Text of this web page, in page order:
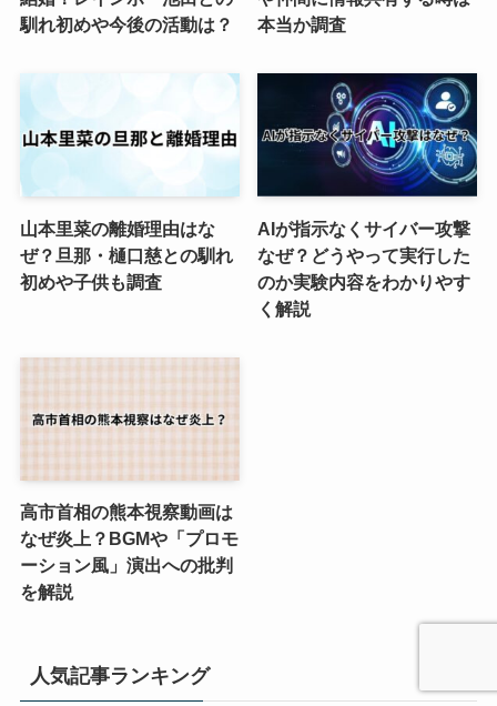
馴れ初めや今後の活動は？
本当か調査
山本里菜の離婚理由はな
ぜ？旦那・樋口慈との馴れ
初めや子供も調査
AIが指示なくサイバー攻撃
なぜ？どうやって実行した
のか実験内容をわかりやす
く解説
高市首相の熊本視察動画は
なぜ炎上？BGMや「プロモ
ーション風」演出への批判
を解説
人気記事ランキング